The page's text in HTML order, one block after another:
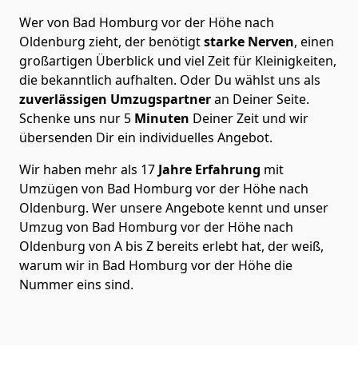
Wer von Bad Homburg vor der Höhe nach
Oldenburg zieht, der benötigtstarke Nerven, einen
großartigen Überblick und viel Zeit für Kleinigkeiten,
die bekanntlich aufhalten. Oder Du wählst uns als
zuverlässigen Umzugspartneran Deiner Seite.
Schenke uns nur 5 Minuten Deiner Zeit und wir
übersenden Dir ein individuelles Angebot.
Wir haben mehr als 17 Jahre Erfahrung mit
Umzügen von Bad Homburg vor der Höhe nach
Oldenburg. Wer unsere Angebote kennt und unser
Umzug von Bad Homburg vor der Höhe nach
Oldenburg von A bis Z bereits erlebt hat, der weiß,
warum wir in Bad Homburg vor der Höhe die
Nummer eins sind.